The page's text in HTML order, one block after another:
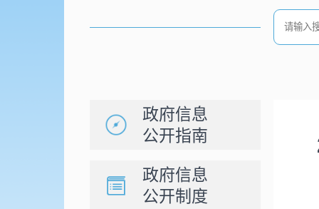
政府信息
公开指南
政府信息
公开制度